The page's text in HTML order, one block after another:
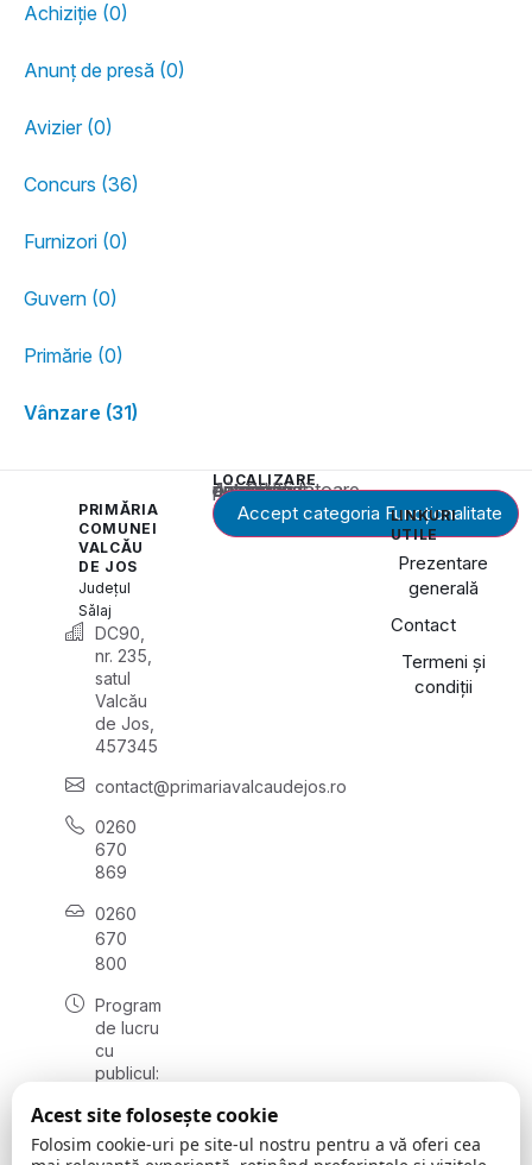
Achiziție (0)
Anunț de presă (0)
Avizier (0)
Concurs (36)
Furnizori (0)
Guvern (0)
Primărie (0)
Vânzare (31)
PRIMĂRIA
COMUNEI
VALCĂU
DE JOS
Județul
Sălaj
DC90,
nr. 235,
satul
Valcău
de Jos,
457345
contact@primariavalcaudejos.ro
0260
670
869
0260
670
800
Program
de lucru
cu
publicul:
vineri
08:00 -
LOCALIZARE
Acest conținut este blocat până când acceptați categoria corespunzătoare de cookie-uri.
Accept categoria Funcționalitate
LINKURI
UTILE
Prezentare
generală
Contact
Termeni și
condiții
Acest site folosește cookie
Folosim cookie-uri pe site-ul nostru pentru a vă oferi cea